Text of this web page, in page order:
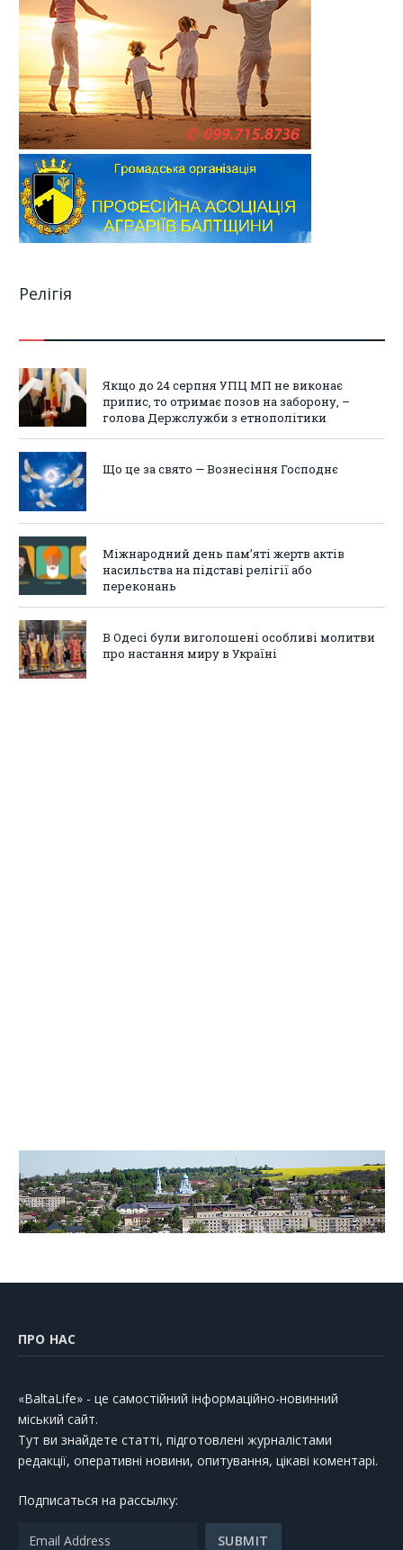
Релігія
Якщо до 24 серпня УПЦ МП не виконає
припис, то отримає позов на заборону, –
голова Держслужби з етнополітики
Що це за свято — Вознесіння Господнє
Міжнародний день пам’яті жертв актів
насильства на підставі релігії або
переконань
В Одесі були виголошені особливі молитви
про настання миру в Україні
ПРО НАС
«BaltaLife» - це самостійний інформаційно-новинний
міський сайт.
Тут ви знайдете статті, підготовлені журналістами
редакції, оперативні новини, опитування, цікаві коментарі.
Подписаться на рассылку: